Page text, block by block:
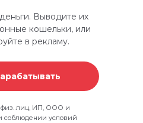
Выводите их
кошельки, или
в рекламу.
физ. лиц, ИП, ООО и
соблюдении условий